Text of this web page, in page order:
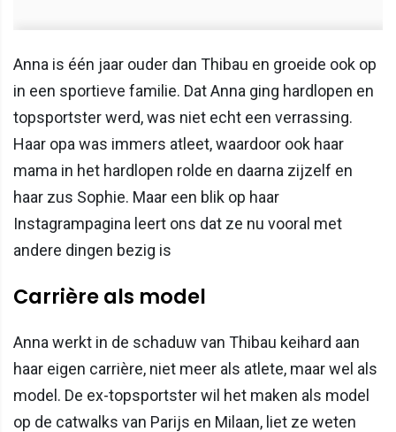
Anna is één jaar ouder dan Thibau en groeide ook op
in een sportieve familie. Dat Anna ging hardlopen en
topsportster werd, was niet echt een verrassing.
Haar opa was immers atleet, waardoor ook haar
mama in het hardlopen rolde en daarna zijzelf en
haar zus Sophie. Maar een blik op haar
Instagrampagina leert ons dat ze nu vooral met
andere dingen bezig is
Carrière als model
Anna werkt in de schaduw van Thibau keihard aan
haar eigen carrière, niet meer als atlete, maar wel als
model. De ex-topsportster wil het maken als model
op de catwalks van Parijs en Milaan, liet ze weten